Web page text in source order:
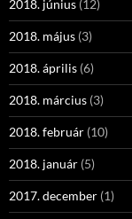
2018. június (12)
2018. május (3)
2018. április (6)
2018. március (3)
2018. február (10)
2018. január (5)
2017. december (1)